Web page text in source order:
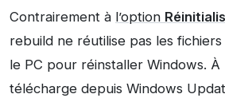
Contrairement à l’option
rebuild ne réutilise pas les
le PC pour réinstaller Windows. À
télécharge depuis Windows